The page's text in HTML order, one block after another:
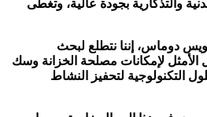
والتذكارية بجودة عالية، وتغطى
دوماس، إننا نتطلع لبحث
الأمثل لإمكانات مصلحة الخزانة وسك
التكنولوجية لتحفيز النشاط